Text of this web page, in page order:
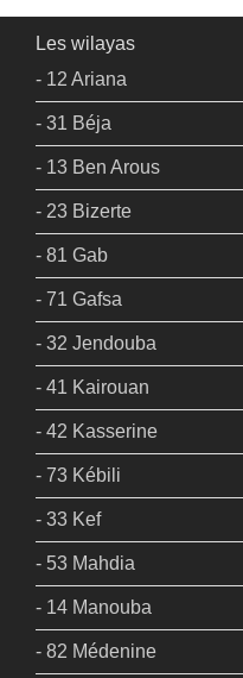
Les wilayas
- 12 Ariana
- 31 Béja
- 13 Ben Arous
- 23 Bizerte
- 81 Gab
- 71 Gafsa
- 32 Jendouba
- 41 Kairouan
- 42 Kasserine
- 73 Kébili
- 33 Kef
- 53 Mahdia
- 14 Manouba
- 82 Médenine